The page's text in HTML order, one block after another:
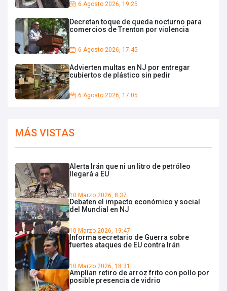
6 Agosto 2026, 19:25
Decretan toque de queda nocturno para
comercios de Trenton por violencia
6 Agosto 2026, 17:45
Advierten multas en NJ por entregar
cubiertos de plástico sin pedir
6 Agosto 2026, 17:05
MÁS VISTAS
Alerta Irán que ni un litro de petróleo
llegará a EU
10 Marzo 2026, 8:37
Debaten el impacto económico y social
del Mundial en NJ
10 Marzo 2026, 19:47
Informa secretario de Guerra sobre
fuertes ataques de EU contra Irán
10 Marzo 2026, 18:31
Amplían retiro de arroz frito con pollo por
posible presencia de vidrio